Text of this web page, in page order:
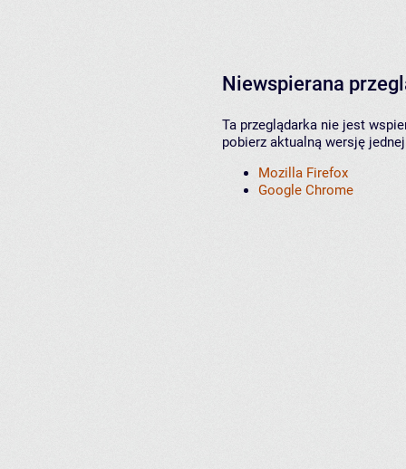
Niewspierana
Ta przeglądarka nie jest
pobierz aktualną wersję
Mozilla Firefox
Google Chrome